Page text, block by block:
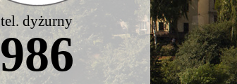
tel. dyżurny
986